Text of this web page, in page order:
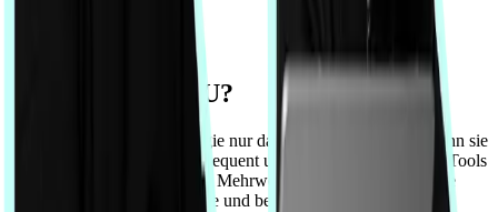
Warum MESKRU?
Wir glauben, dass Technologie nur dann Wirkung entfaltet, wenn sie
strukturiert gedacht und konsequent umgesetzt wird. Atlassian-Tools
sind leistungsstark – doch ihr Mehrwert entsteht erst durch klare
Strategien, definierte Prozesse und befähigte Teams.